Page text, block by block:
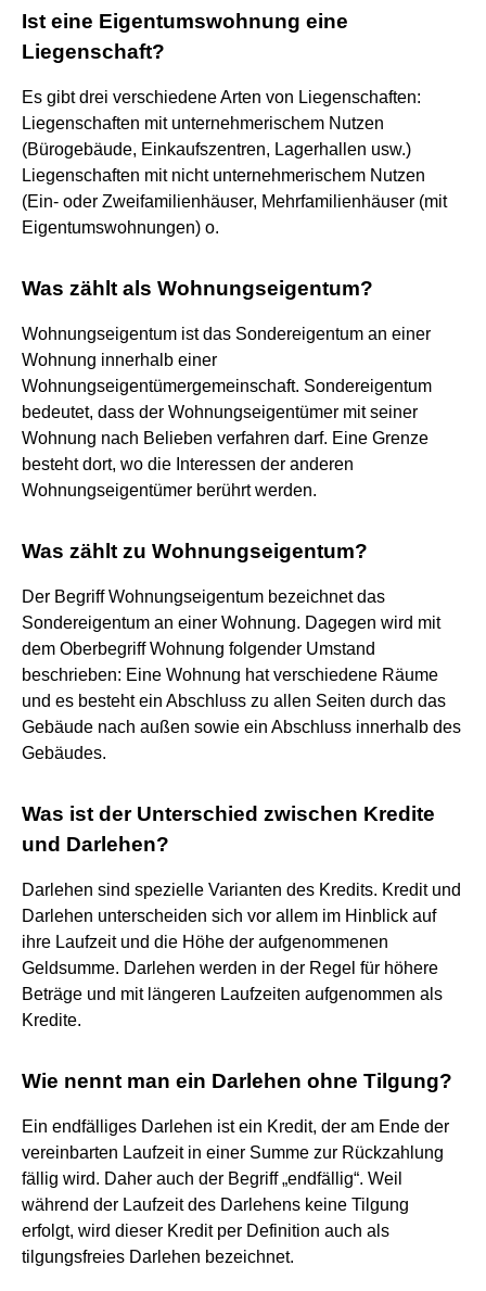
Ist eine Eigentumswohnung eine
Liegenschaft?
Es gibt drei verschiedene Arten von Liegenschaften:
Liegenschaften mit unternehmerischem Nutzen
(Bürogebäude, Einkaufszentren, Lagerhallen usw.)
Liegenschaften mit nicht unternehmerischem Nutzen
(Ein- oder Zweifamilienhäuser, Mehrfamilienhäuser (mit
Eigentumswohnungen) o.
Was zählt als Wohnungseigentum?
Wohnungseigentum ist das Sondereigentum an einer
Wohnung innerhalb einer
Wohnungseigentümergemeinschaft. Sondereigentum
bedeutet, dass der Wohnungseigentümer mit seiner
Wohnung nach Belieben verfahren darf. Eine Grenze
besteht dort, wo die Interessen der anderen
Wohnungseigentümer berührt werden.
Was zählt zu Wohnungseigentum?
Der Begriff Wohnungseigentum bezeichnet das
Sondereigentum an einer Wohnung. Dagegen wird mit
dem Oberbegriff Wohnung folgender Umstand
beschrieben: Eine Wohnung hat verschiedene Räume
und es besteht ein Abschluss zu allen Seiten durch das
Gebäude nach außen sowie ein Abschluss innerhalb des
Gebäudes.
Was ist der Unterschied zwischen Kredite
und Darlehen?
Darlehen sind spezielle Varianten des Kredits. Kredit und
Darlehen unterscheiden sich vor allem im Hinblick auf
ihre Laufzeit und die Höhe der aufgenommenen
Geldsumme. Darlehen werden in der Regel für höhere
Beträge und mit längeren Laufzeiten aufgenommen als
Kredite.
Wie nennt man ein Darlehen ohne Tilgung?
Ein endfälliges Darlehen ist ein Kredit, der am Ende der
vereinbarten Laufzeit in einer Summe zur Rückzahlung
fällig wird. Daher auch der Begriff „endfällig“. Weil
während der Laufzeit des Darlehens keine Tilgung
erfolgt, wird dieser Kredit per Definition auch als
tilgungsfreies Darlehen bezeichnet.